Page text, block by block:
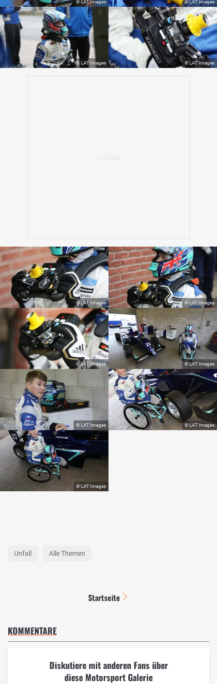
Unfall Alle Themen
Startseite
KOMMENTARE
Diskutiere mit anderen Fans über
diese Motorsport Galerie